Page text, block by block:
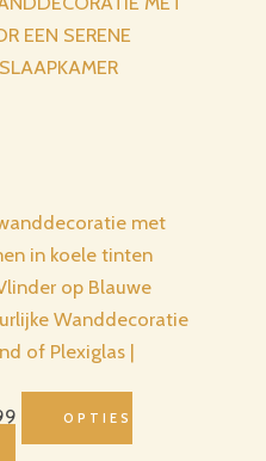
EEN SERENE
op Blauwe
Wanddecoratie
of Plexiglas |
Prijsklasse:
€ 95,00
OPTIES
Dit